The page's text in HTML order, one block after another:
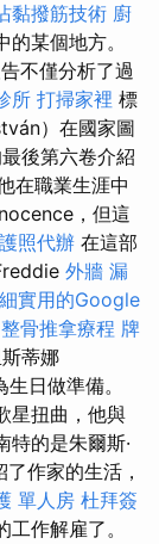
黏撥筋技術 廚
某個地方。
不僅分析了過
所 打掃家裡 標
）在國家圖
後第六卷介紹
在職業生涯中
，但這
護照代辦 在這部
外牆 漏
實用的Google
整骨推拿療程 牌
蒂娜
日做準備。
星扭曲，他與
特的是朱爾斯·
作家的生活，
單人房 杜拜簽
作解雇了。